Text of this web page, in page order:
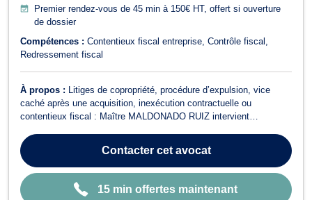
Premier rendez-vous de 45 min à 150€ HT, offert si ouverture
de dossier
Compétences : Contentieux fiscal entreprise Contrôle fiscal
Redressement fiscal
À propos :
Litiges de copropriété, procédure d’expulsion, vice
caché après une acquisition, inexécution contractuelle ou
contentieux fiscal : Maître MALDONADO RUIZ intervient
prise en charge rapide et efficace.Elle accompagne régulièrement
des professionnels de l’immobi...
Contactercet avocat
15 min offertes maintenant